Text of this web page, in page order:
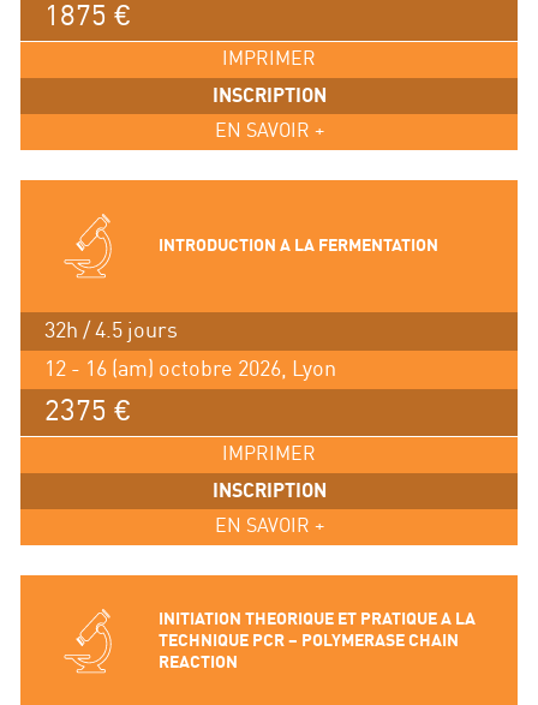
1875 €
IMPRIMER
INSCRIPTION
EN SAVOIR +
INTRODUCTION A LA FERMENTATION
32h / 4.5 jours
12 - 16 (am) octobre 2026, Lyon
2375 €
IMPRIMER
INSCRIPTION
EN SAVOIR +
INITIATION THEORIQUE ET PRATIQUE A LA
TECHNIQUE PCR – POLYMERASE CHAIN
REACTION